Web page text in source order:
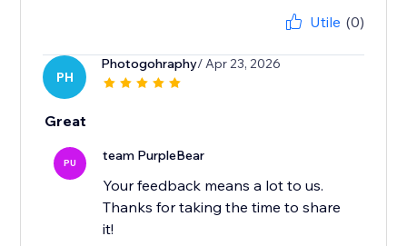
Utile (0)
PH
Photogohraphy/ Apr 23, 2026
Great
PU team PurpleBear
Your feedback means a lot to us.
Thanks for taking the time to share
it!